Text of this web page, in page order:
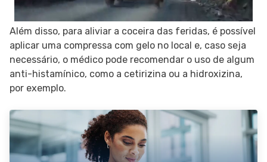
Além disso, para aliviar a coceira das feridas, é possível
aplicar uma compressa com gelo no local e, caso seja
necessário, o médico pode recomendar o uso de algum
anti-histamínico, como a cetirizina ou a hidroxizina,
por exemplo.